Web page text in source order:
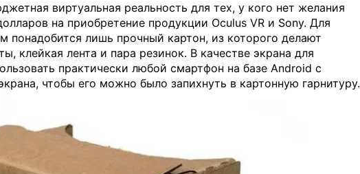
виртуальная реальность для тех, у кого нет желания
на приобретение продукции Oculus VR и Sony. Для
понадобится лишь прочный картон, из которого делают
клейкая лента и пара резинок. В качестве экрана для
практически любой смартфон на базе Android с
чтобы его можно было запихнуть в картонную гарнитуру.